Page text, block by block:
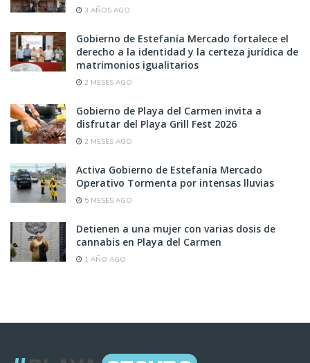
3 AÑOS AGO
Gobierno de Estefanía Mercado fortalece el
derecho a la identidad y la certeza jurídica de
matrimonios igualitarios
2 MESES AGO
Gobierno de Playa del Carmen invita a
disfrutar del Playa Grill Fest 2026
2 MESES AGO
Activa Gobierno de Estefanía Mercado
Operativo Tormenta por intensas lluvias
5 MESES AGO
Detienen a una mujer con varias dosis de
cannabis en Playa del Carmen
1 AÑO AGO